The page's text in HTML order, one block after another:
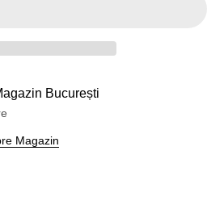
București
Magazin